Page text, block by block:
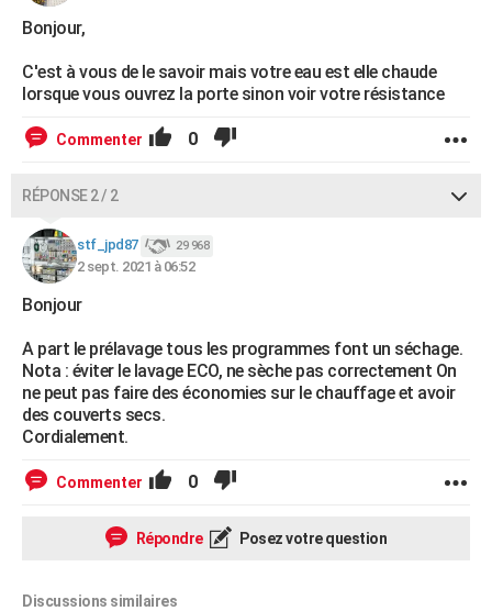
COPAINS D'AVANT
S'inscrire
Se connecter
Lycées
Collèges
Primaires
Universités
Entreprises
Service militaire
Avis de recherche
AVIS DE DÉCÈS
FORUM
Bonjour,
C'est à vous de le savoir mais votre eau est elle chaude
lorsque vous ouvrez la porte sinon voir votre résistance
Commenter 0
RÉPONSE 2 / 2
stf_jpd87 29 968
2 sept. 2021 à 06:52
Bonjour
A part le prélavage tous les programmes font un séchage.
Nota : éviter le lavage ECO, ne sèche pas correctement On
ne peut pas faire des économies sur le chauffage et avoir
des couverts secs.
Cordialement.
Commenter 0
Répondre Posez votre question
Discussions similaires